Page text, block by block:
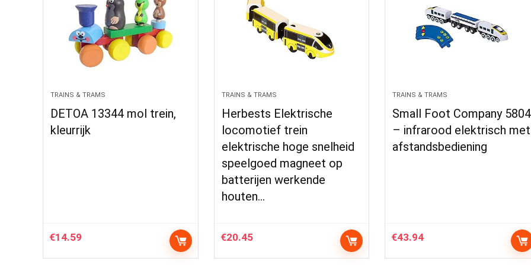
TRAINS & TRAMS
DETOA 13344 mol trein,
kleurrijk
€14.59
TRAINS & TRAMS
Herbests Elektrische
locomotief trein
elektrische hoge snelheid
speelgoed magneet op
batterijen werkende
houten…
€20.45
TRAINS & TRAMS
Small Foot Company 5804
– infrarood elektrisch met
afstandsbediening
€43.94